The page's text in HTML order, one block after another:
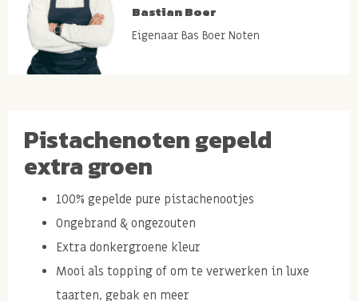
Bastian Boer
Eigenaar Bas Boer Noten
Pistachenoten gepeld
extra groen
100% gepelde pure pistachenootjes
Ongebrand & ongezouten
Extra donkergroene kleur
Mooi als topping of om te verwerken in luxe
taarten, gebak en meer